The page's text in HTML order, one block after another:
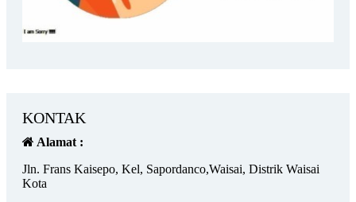
KONTAK
Alamat :
Jln. Frans Kaisepo, Kel, Sapordanco,Waisai, Distrik Waisai
Kota